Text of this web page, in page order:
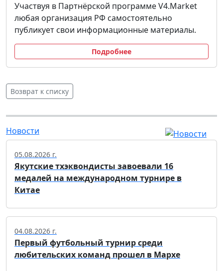
Участвуя в Партнёрской программе V4.Market
любая организация РФ самостоятельно
публикует свои информационные материалы.
Подробнее
Возврат к списку
Новости
05.08.2026 г.
Якутские тхэквондисты завоевали 16
медалей на международном турнире в
Китае
04.08.2026 г.
Первый футбольный турнир среди
любительских команд прошел в Мархе